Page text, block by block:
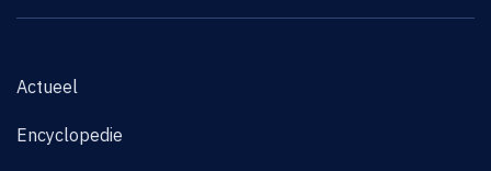
Actueel
Encyclopedie